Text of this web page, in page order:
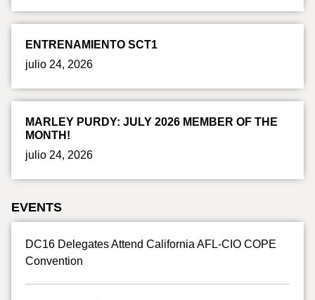
ENTRENAMIENTO SCT1
julio 24, 2026
MARLEY PURDY: JULY 2026 MEMBER OF THE
MONTH!
julio 24, 2026
EVENTS
DC16 Delegates Attend California AFL-CIO COPE
Convention